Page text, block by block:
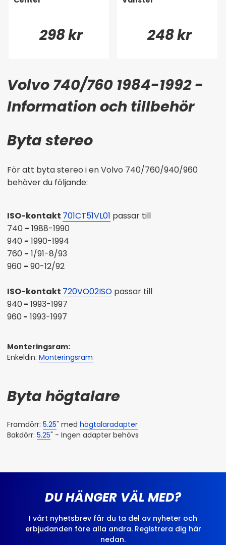
298 kr 248 kr
Volvo 740/760 1984-1992 -
Information och tillbehör
Byta stereo
För att byta stereo i en Volvo 740/760/940/960
behöver du följande:
ISO-kontakt 701CT51VL01 passar till
740 - 1988-1990
940 - 1990-1994
760 - 1/91-8/93
960 - 90-12/92
ISO-kontakt 720VO02ISO passar till
940 - 1993-1997
960 - 1993-1997
Monteringsram:
Enkeldin: Monteringsram
Byta högtalare
Framdörr: 5.25" med högtalaradapter
Bakdörr: 5.25" - Ingen adapter behövs
DU HÄNGER VÄL MED?
I vårt nyhetsbrev får du ta del av nyheter och
erbjudanden före alla andra. Registrera dig här
nedan.